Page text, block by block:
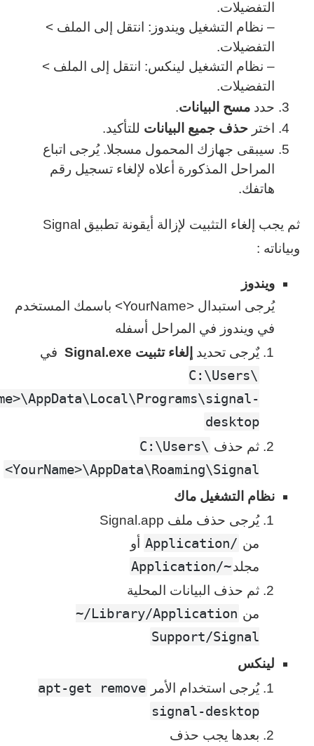
التفضيلات.
– نظام التشغيل ويندوز: انتقل إلى الملف >
التفضيلات.
– نظام التشغيل لينكس: انتقل إلى الملف >
التفضيلات.
حدد مسح البيانات.
اختر حذف جميع البيانات للتأكيد.
سيبقى جهازك المحمول مسجلا. يُرجى اتباع
المراحل المذكورة أعلاه لإلغاء تسجيل رقم
هاتفك.
ثم يجب إلغاء التثبيت لإزالة أيقونة تطبيق Signal
وبياناته :
ويندوز
يُرجى استبدال <YourName> باسمك المستخدم
في ويندوز في المراحل أسفله
‫يٌرجى تحديد إلغاء تثبيت Signal.exe في
C:\Users\
desktop
‫ثم حذف C:\Users\
<YourName>\AppData\Roaming\Signal
نظام التشغيل ماك
يُرجى حذف ملف Signal.app
من /Application
أو
مجلد~/Application
ثم حذف البيانات المحلية
من ‎~/Library/Application
Support/Signal
لينكس
يُرجى استخدام اﻷمر apt-get remove
signal-desktop
بعدها يجب حذف